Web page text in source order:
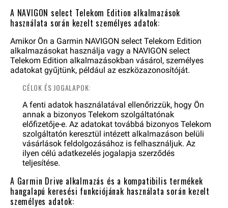
A NAVIGON select Telekom Edition alkalmazások
használata során kezelt személyes adatok:
Amikor Ön a Garmin NAVIGON select Telekom Edition
alkalmazásokat használja vagy a NAVIGON select
Telekom Edition alkalmazásokban vásárol, személyes
adatokat gyűjtünk, például az eszközazonosítóját.
CÉLOK ÉS JOGALAPOK:
A fenti adatok használatával ellenőrizzük, hogy Ön
annak a bizonyos Telekom szolgáltatónak
előfizetője-e. Az adatokat továbbá bizonyos Telekom
szolgáltatón keresztül intézett alkalmazáson belüli
vásárlások feldolgozásához is felhasználjuk. Az
ilyen célú adatkezelés jogalapja szerződés
teljesítése.
A Garmin Drive alkalmazás és a kompatibilis termékek
hangalapú keresési funkciójának használata során kezelt
személyes adatok: